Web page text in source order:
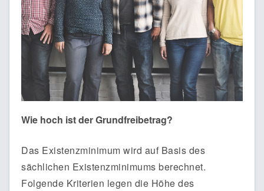
Wie hoch ist der Grundfreibetrag?
Das Existenzminimum wird auf Basis des
sächlichen Existenzminimums berechnet.
Folgende Kriterien legen die Höhe des